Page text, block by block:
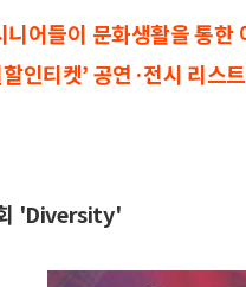
니어들이 문화생활을 통
인티켓’ 공연·전시 리스
회 'Diversity'